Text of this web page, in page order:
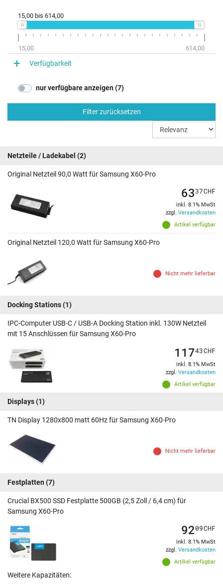
15,00 bis 614,00
15,00 614,00
Verfügbarkeit
nur verfügbare anzeigen (7)
Filter zurücksetzen
Netzteile / Ladekabel (2)
Original Netzteil 90,0 Watt für Samsung X60-Pro
Artikel verfügbar
6337CHF
inkl. 8.1% MwSt
zzgl. Versandkosten
Original Netzteil 120,0 Watt für Samsung X60-Pro
Nicht mehr lieferbar
Docking Stations(1)
IPC-Computer USB-C / USB-A Docking Station inkl. 130W Netzteil
mit 15 Anschlüssen für Samsung X60-Pro
Artikel verfügbar
11743CHF
inkl. 8.1% MwSt
zzgl. Versandkosten
Displays(1)
TN Display 1280x800 matt 60Hz für Samsung X60-Pro
Nicht mehr lieferbar
Festplatten (7)
Crucial BX500 SSD Festplatte 500GB (2,5 Zoll / 6,4 cm) für
Samsung X60-Pro
Artikel verfügbar
9209CHF
inkl. 8.1% MwSt
zzgl. Versandkosten
Weitere Kapazitäten: